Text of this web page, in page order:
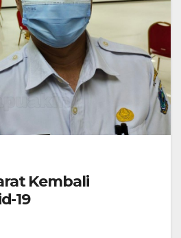
Kembali
19